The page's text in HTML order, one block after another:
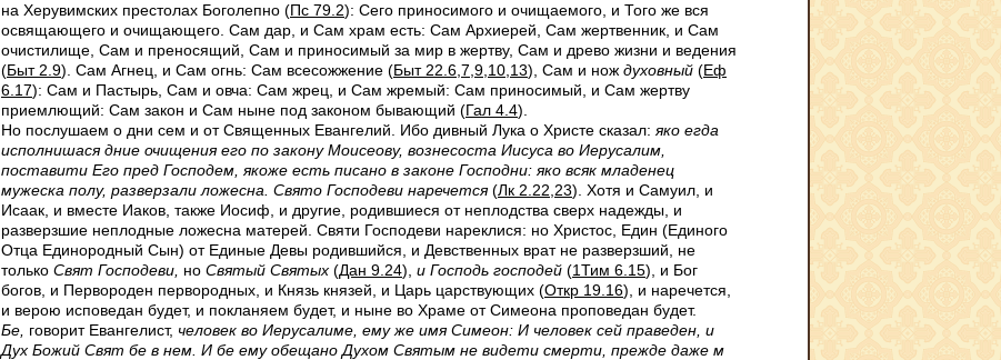
на Херувимских престолах Боголепно (Пс 79.2): Сего приносимого и очищаемого, и Того же вся
освящающего и очищающего. Сам дар, и Сам храм есть: Сам Архиерей, Сам жертвенник, и Сам
очистилище, Сам и преносящий, Сам и приносимый за мир в жертву, Сам и древо жизни и ведения
(Быт 2.9). Сам Агнец, и Сам огнь: Сам всесожжение (Быт 22.6,7,9,10,13), Сам и нож духовный (Еф
6.17): Сам и Пастырь, Сам и овча: Сам жрец, и Сам жремый: Сам приносимый, и Сам жертву
приемлющий: Сам закон и Сам ныне под законом бывающий (Гал 4.4).
Но послушаем о дни сем и от Священных Евангелий. Ибо дивный Лука о Христе сказал: яко егда
исполнишася дние очищения его по закону Моисеову, вознесоста Иucуca во Иерусалим,
поставити Его пред Господем, якоже есть писано в законе Господни: яко всяк младенец
мужеска полу, разверзали ложесна. Свято Господеви наречется(Лк 2.22,23). Хотя и Самуил, и
Исаак, и вместе Иаков, также Иосиф, и другие, родившиеся от неплодства сверх надежды, и
разверзшие неплодные ложесна матерей. Святи Господеви нареклися: но Христос, Един (Единого
Отца Единородный Сын) от Единые Девы родившийся, и Девственных врат не разверзший, не
только Свят Господеви, но Святый Святых (Дан 9.24), и Господь господей (1Тим 6.15), и Бог
богов, и Первороден первородных, и Князь князей, и Царь царствующих (Откр 19.16), и наречется,
и верою исповедан будет, и покланяем будет, и ныне во Храме от Симеона проповедан будет.
Бе, говорит Евангелист, человек во Иерусалиме, ему же имя Симеон: И человек сей праведен, и
Дух Божий Свят бе в нем. И бе ему обещано Духом Святым не видети смерти, прежде даже м